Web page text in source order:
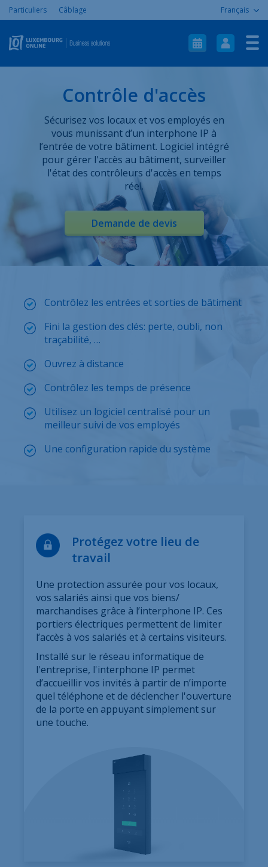
Téléphonie
ICT
Mobile
Aide & Support
À propos
Contact
Plan du site
Particuliers Câblage Français
Contrôle d'accès
Sécurisez vos locaux et vos employés en
vous munissant d’un interphone IP à
l’entrée de votre bâtiment. Logiciel intégré
pour gérer l'accès au bâtiment, surveiller
l'état des contrôleurs d'accès en temps
réel.
Demande de devis
Contrôlez les entrées et sorties de bâtiment
Fini la gestion des clés: perte, oubli, non
traçabilité, …
Ouvrez à distance
Contrôlez les temps de présence
Utilisez un logiciel centralisé pour un
meilleur suivi de vos employés
Une configuration rapide du système
Protégez votre lieu de
travail
Une protection assurée pour vos locaux,
vos salariés ainsi que vos biens/
marchandises grâce à l’interphone IP. Ces
portiers électriques permettent de limiter
l’accès à vos salariés et à certains visiteurs.
Installé sur le réseau informatique de
l'entreprise, l'interphone IP permet
d’accueillir vos invités à partir de n’importe
quel téléphone et de déclencher l'ouverture
de la porte en appuyant simplement sur
une touche.